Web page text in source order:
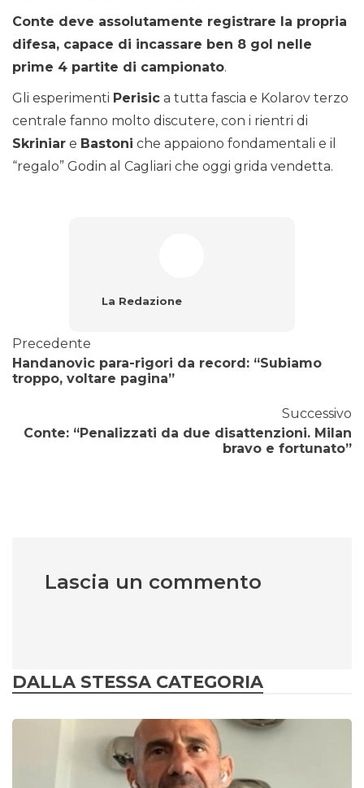
Conte deve assolutamente registrare la propria
difesa, capace di incassare ben 8 gol nelle
prime 4 partite di campionato.
Gli esperimenti Perisic a tutta fascia e Kolarov terzo
centrale fanno molto discutere, con i rientri di
Skriniar e Bastoni che appaiono fondamentali e il
“regalo” Godin al Cagliari che oggi grida vendetta.
La Redazione
Precedente
Handanovic para-rigori da record: “Subiamo
troppo, voltare pagina”
Successivo
Conte: “Penalizzati da due disattenzioni. Milan
bravo e fortunato”
Lascia un commento
DALLA STESSA CATEGORIA